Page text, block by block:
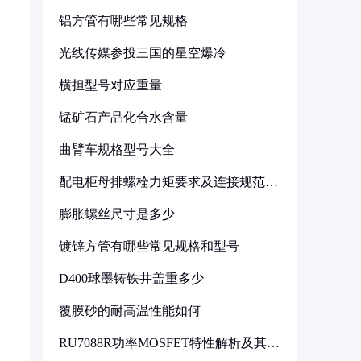
铝方管有哪些常见规格
光线传媒参投三国的星空爆冷
横担型号对应重量
锰矿石产品化合水含量
曲臂车规格型号大全
配电柜母排螺栓力矩要求及连接规范详
膨胀螺丝尺寸是多少
镀锌方管有哪些常见规格和型号
D400球墨铸铁井盖重多少
覆膜砂的耐高温性能如何
RU7088R功率MOSFET特性解析及其在